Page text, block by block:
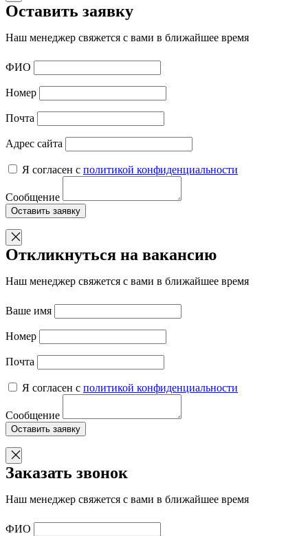
Оставить заявку
Наш менеджер свяжется с вами в ближайшее время
ФИО
Номер
Почта
Адрес сайта
Я согласен с политикой конфиденциальности
Сообщение
Оставить заявку
Откликнуться на вакансию
Наш менеджер свяжется с вами в ближайшее время
Ваше имя
Номер
Почта
Я согласен с политикой конфиденциальности
Сообщение
Оставить заявку
Заказать звонок
Наш менеджер свяжется с вами в ближайшее время
ФИО